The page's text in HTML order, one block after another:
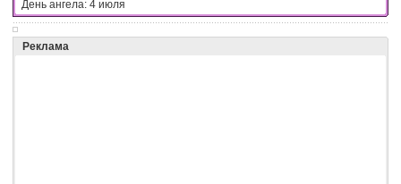
День ангела: 4 июля
Реклама